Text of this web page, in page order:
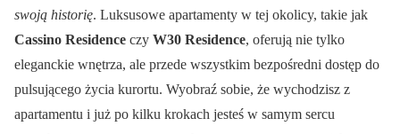
swoją historię. Luksusowe apartamenty w tej okolicy, takie jak
Cassino Residence czy W30 Residence, oferują nie tylko
eleganckie wnętrza, ale przede wszystkim bezpośredni dostęp do
pulsującego życia kurortu. Wyobraź sobie, że wychodzisz z
apartamentu i już po kilku krokach jesteś w samym sercu